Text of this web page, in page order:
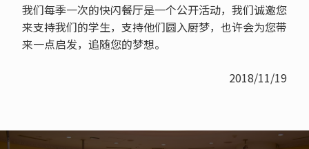
我们每季一次的快闪餐厅是一个公开活动，我们诚邀您
来支持我们的学生，支持他们圆入厨梦，也许会为您带
来一点启发，追随您的梦想。
2018/11/19